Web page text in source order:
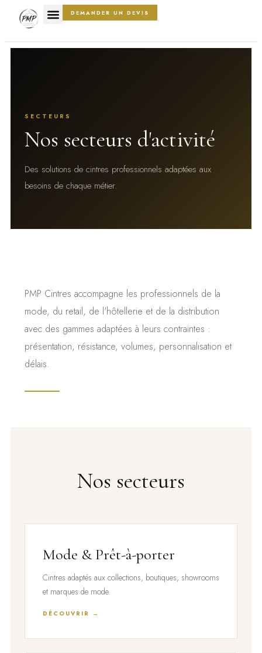
DEMANDER UN DEVIS
SECTEURS
Nos secteurs d'activité
Des solutions de cintres professionnels adaptées aux
besoins de chaque métier.
PMP Cintres accompagne les professionnels de la
mode, du retail, de l'hôtellerie et de la distribution
avec des gammes adaptées à leurs contraintes :
présentation, résistance, volumes, personnalisation et
délais.
Nos secteurs
Mode & Prêt-à-porter
Cintres adaptés aux collections, boutiques, showrooms
et marques de mode.
DÉCOUVRIR →